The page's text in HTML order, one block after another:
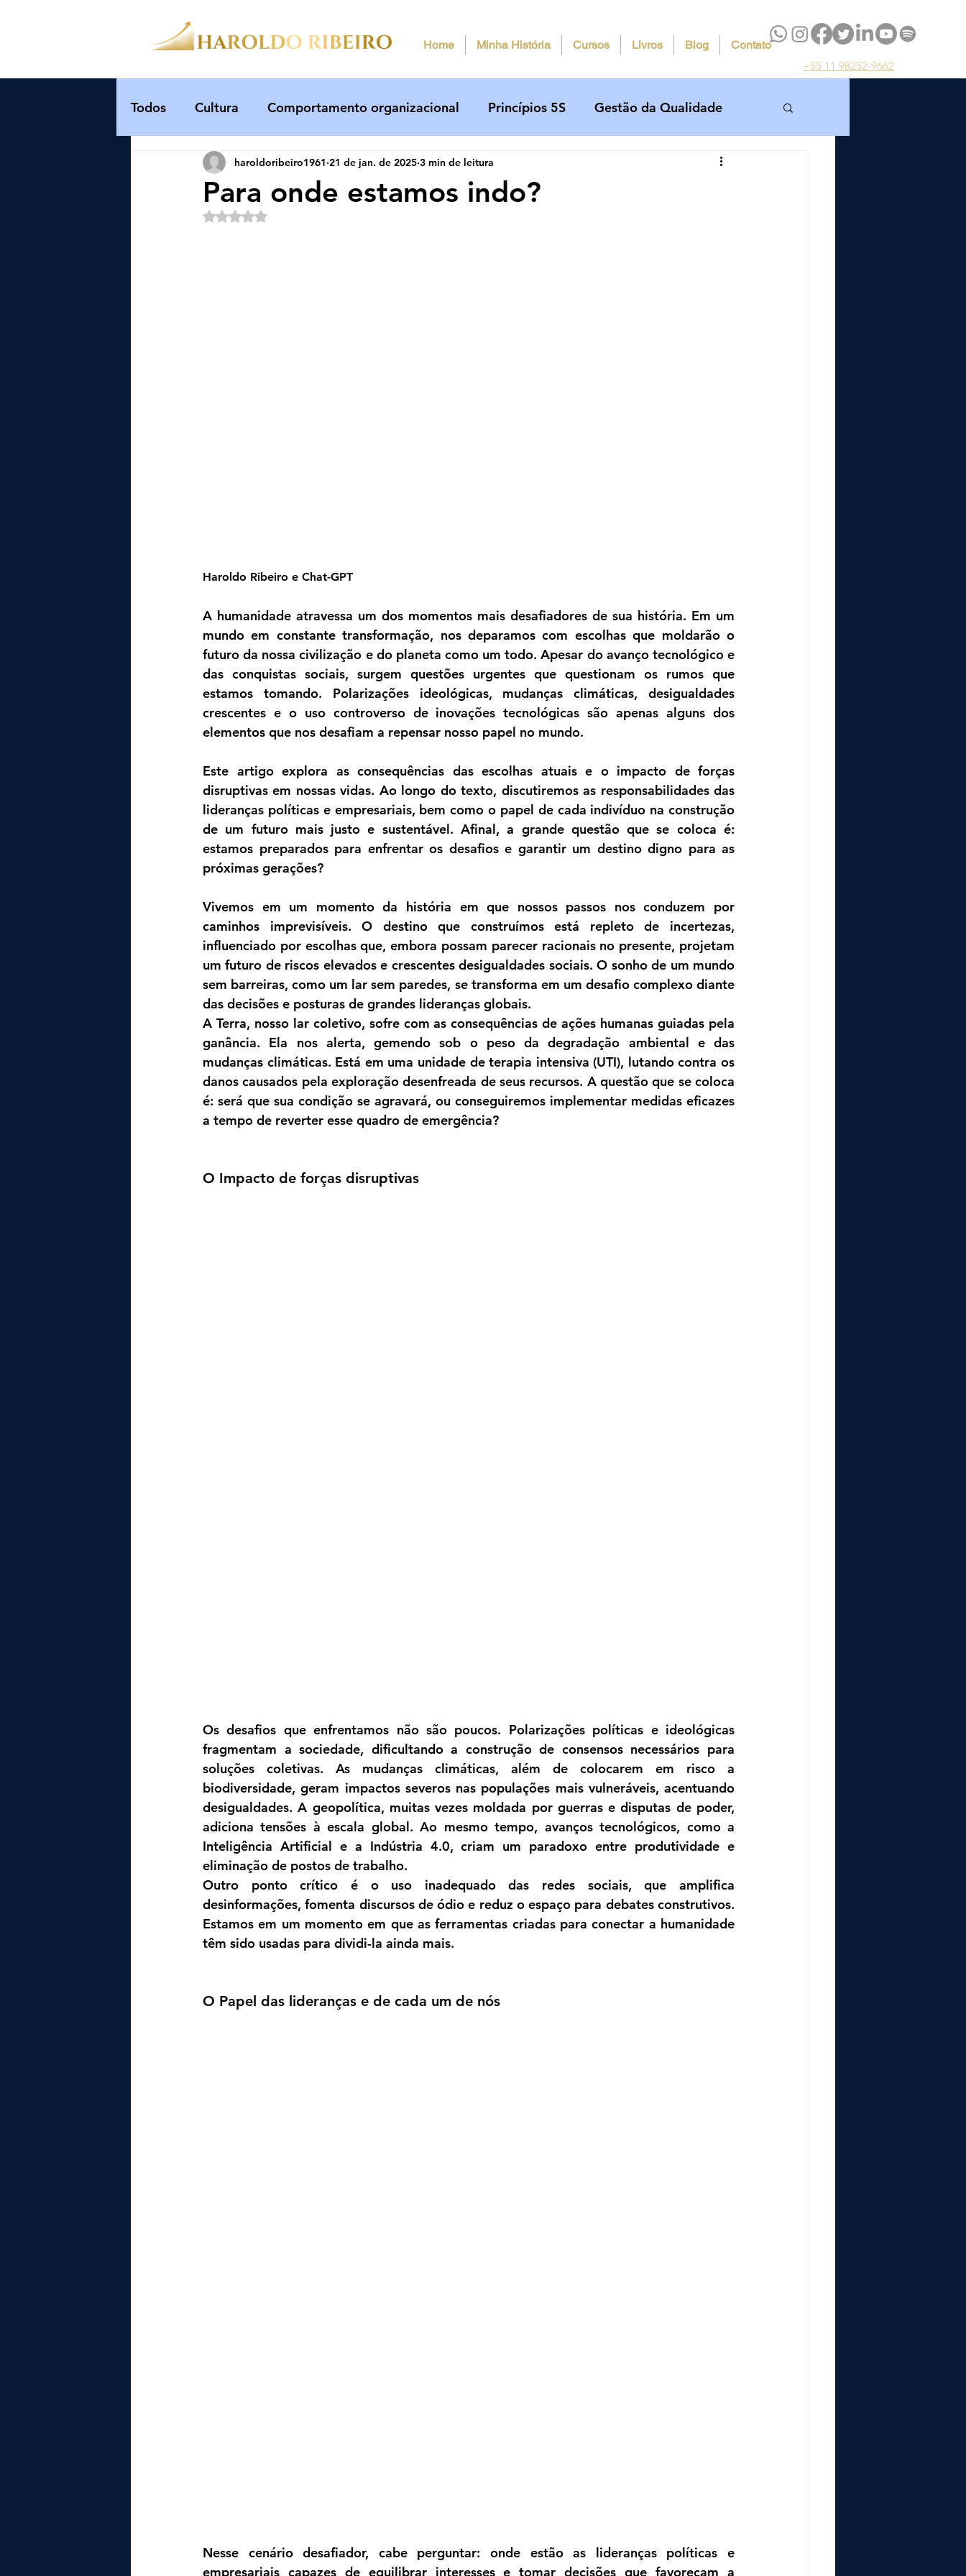
Home Minha História Cursos Livros Blog
Contato
+55 11 98252-9662
Todos Cultura Comportamento organizacional Princípios 5S Gestão da Qualidade
Aumento de Produtividade Aumento de Eficiência
Administração do tempo
Para onde estamos indo?
haroldoribeiro1961 21 de jan. de 2025 3 min de leitura
Avaliado com NaN de 5 estrelas.
Haroldo Ribeiro e Chat-GPT
A humanidade atravessa um dos momentos mais desafiadores de sua história. Em um
mundo em constante transformação, nos deparamos com escolhas que moldarão o
futuro da nossa civilização e do planeta como um todo. Apesar do avanço tecnológico e
das conquistas sociais, surgem questões urgentes que questionam os rumos que
estamos tomando. Polarizações ideológicas, mudanças climáticas, desigualdades
crescentes e o uso controverso de inovações tecnológicas são apenas alguns dos
elementos que nos desafiam a repensar nosso papel no mundo.
Este artigo explora as consequências das escolhas atuais e o impacto de forças
disruptivas em nossas vidas. Ao longo do texto, discutiremos as responsabilidades das
lideranças políticas e empresariais, bem como o papel de cada indivíduo na construção
de um futuro mais justo e sustentável. Afinal, a grande questão que se coloca é:
estamos preparados para enfrentar os desafios e garantir um destino digno para as
próximas gerações?
Vivemos em um momento da história em que nossos passos nos conduzem por
caminhos imprevisíveis. O destino que construímos está repleto de incertezas,
influenciado por escolhas que, embora possam parecer racionais no presente, projetam
um futuro de riscos elevados e crescentes desigualdades sociais. O sonho de um mundo
sem barreiras, como um lar sem paredes, se transforma em um desafio complexo diante
das decisões e posturas de grandes lideranças globais.
A Terra, nosso lar coletivo, sofre com as consequências de ações humanas guiadas pela
ganância. Ela nos alerta, gemendo sob o peso da degradação ambiental e das
mudanças climáticas. Está em uma unidade de terapia intensiva (UTI), lutando contra os
danos causados pela exploração desenfreada de seus recursos. A questão que se coloca
é: será que sua condição se agravará, ou conseguiremos implementar medidas eficazes
a tempo de reverter esse quadro de emergência?
O Impacto de forças disruptivas
Os desafios que enfrentamos não são poucos. Polarizações políticas e ideológicas
fragmentam a sociedade, dificultando a construção de consensos necessários para
soluções coletivas. As mudanças climáticas, além de colocarem em risco a
biodiversidade, geram impactos severos nas populações mais vulneráveis, acentuando
desigualdades. A geopolítica, muitas vezes moldada por guerras e disputas de poder,
adiciona tensões à escala global. Ao mesmo tempo, avanços tecnológicos, como a
Inteligência Artificial e a Indústria 4.0, criam um paradoxo entre produtividade e
eliminação de postos de trabalho.
Outro ponto crítico é o uso inadequado das redes sociais, que amplifica
desinformações, fomenta discursos de ódio e reduz o espaço para debates construtivos.
Estamos em um momento em que as ferramentas criadas para conectar a humanidade
têm sido usadas para dividi-la ainda mais.
O Papel das lideranças e de cada um de nós
Nesse cenário desafiador, cabe perguntar: onde estão as lideranças políticas e
empresariais capazes de equilibrar interesses e tomar decisões que favoreçam a